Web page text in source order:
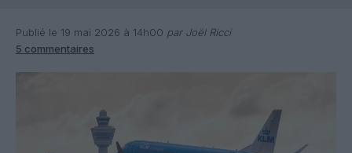
Publié le 19 mai 2026 à 14h00 par Joël Ricci
5 commentaires